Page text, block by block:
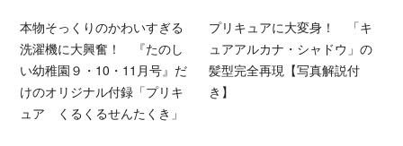
本物そっくりのかわいすぎる
洗濯機に大興奮！ 『たのし
い幼稚園９・10・11月号』だ
けのオリジナル付録「プリキ
ュア くるくるせんたくき」
プリキュアに大変身！ 「キ
ュアアルカナ・シャドウ」の
髪型完全再現【写真解説付
き】